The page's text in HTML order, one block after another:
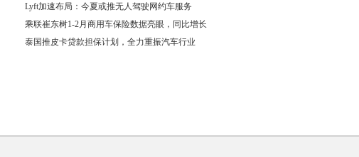
Lyft加速布局：今夏或推无人驾驶网约车服务
乘联崔东树1-2月商用车保险数据亮眼，同比增长
泰国推皮卡贷款担保计划，全力重振汽车行业